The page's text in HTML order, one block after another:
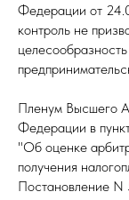
Федерации от
контроль не
Пленум Высшего
Федерации в
"Об оценке
получения
Постановление N